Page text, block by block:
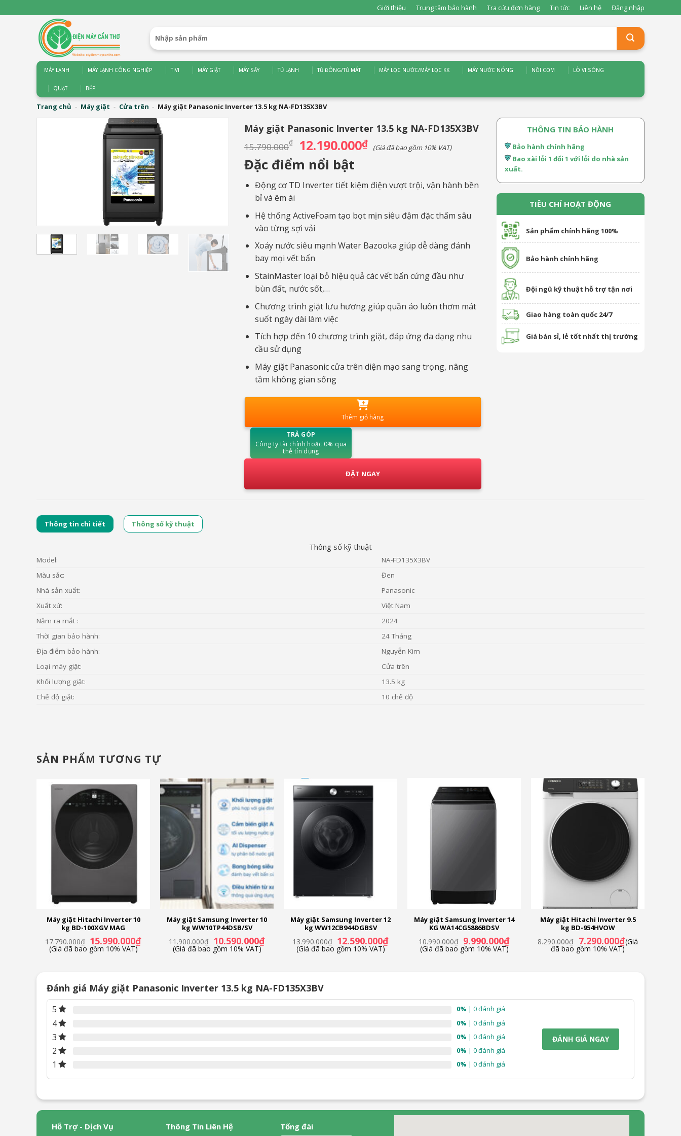
qua
Giới thiệu Trung tâm bảo hành Tra cứu đơn hàng Tin tức Liên hệ Đăng nhập
Tìm
kiếm:
MÁY LẠNH MÁY LẠNH CÔNG NGHIỆP TIVI MÁY GIẶT MÁY SẤY TỦ LẠNH TỦ ĐÔNG/TỦ MÁT MÁY LỌC NƯỚC/MÁY LỌC KK MÁY NƯỚC NÓNG NỒI CƠM LÒ VI SÓNG
QUẠT BẾP
Trang chủ - Máy giặt - Cửa trên - Máy giặt Panasonic Inverter 13.5 kg NA-FD135X3BV
Máy giặt Panasonic Inverter 13.5 kg NA-FD135X3BV
15.790.000₫ Giá
gốc
là:
15.790.000₫.
12.190.000₫Giá
hiện
(Giá đã bao gồm 10% VAT)
Đặc điểm nổi bật
Động cơ TD Inverter tiết kiệm điện vượt trội, vận hành bền
bỉ và êm ái
Hệ thống ActiveFoam tạo bọt mịn siêu đậm đặc thấm sâu
vào từng sợi vải
Xoáy nước siêu mạnh Water Bazooka giúp dễ dàng đánh
bay mọi vết bẩn
StainMaster loại bỏ hiệu quả các vết bẩn cứng đầu như
bùn đất, nước sốt,…
Chương trình giặt lưu hương giúp quần áo luôn thơm mát
suốt ngày dài làm việc
Tích hợp đến 10 chương trình giặt, đáp ứng đa dạng nhu
cầu sử dụng
Máy giặt Panasonic cửa trên diện mạo sang trọng, nâng
tầm không gian sống
Thêm giỏ hàng
TRẢ GÓP
Công ty tài chính hoặc 0% qua
thẻ tín dụng
ĐẶT NGAY
THÔNG TIN BẢO HÀNH
Bảo hành chính hãng
Bao xài lỗi 1 đổi 1 với lỗi do nhà sản
xuất.
TIÊU CHÍ HOẠT ĐỘNG
Sản phẩm chính hãng 100%
Bảo hành chính hãng
Đội ngũ kỹ thuật hỗ trợ tận nơi
Giao hàng toàn quốc 24/7
Giá bán sỉ, lẻ tốt nhất thị trường
Thông tin chi tiết Thông số kỹ thuật
Thông số kỹ thuật
Model:
NA-FD135X3BV
Màu sắc:
Đen
Nhà sản xuất:
Panasonic
Xuất xứ:
Việt Nam
Năm ra mắt :
2024
Thời gian bảo hành:
24 Tháng
Địa điểm bảo hành:
Nguyễn Kim
Loại máy giặt:
Cửa trên
Khối lượng giặt:
13.5 kg
Chế độ giặt:
10 chế độ
SẢN PHẨM TƯƠNG TỰ
Máy giặt Hitachi Inverter 10
kg BD-100XGV MAG
17.790.000₫ Giá
gốc
là:
15.990.000₫Giá
(Giá đã bao gồm 10% VAT)
và nhiều ưu đãi khác
Máy giặt Samsung Inverter 10
kg WW10TP44DSB/SV
11.900.000₫ Giá
gốc
là:
10.590.000₫Giá
(Giá đã bao gồm 10% VAT)
và nhiều ưu đãi khác
Máy giặt Samsung Inverter 12
kg WW12CB944DGBSV
13.990.000₫ Giá
gốc
là:
12.590.000₫Giá
(Giá đã bao gồm 10% VAT)
và nhiều ưu đãi khác
Máy giặt Samsung Inverter 14
KG WA14CG5886BDSV
10.990.000₫ Giá
gốc
là:
9.990.000₫Giá
(Giá đã bao gồm 10% VAT)
Máy giặt Hitachi Inverter 9.5
kg BD-954HVOW
8.290.000₫ Giá
gốc
là:
7.290.000₫Giá
hiện
(Giá
đã bao gồm 10% VAT)
và nhiều ưu đãi khác
Đánh giá Máy giặt Panasonic Inverter 13.5 kg NA-FD135X3BV
5 0% | 0 đánh giá
4 0% | 0 đánh giá
3 0% | 0 đánh giá
2 0% | 0 đánh giá
1 0% | 0 đánh giá
ĐÁNH GIÁ NGAY
Hỗ Trợ - Dịch Vụ Thông Tin Liên Hệ Tổng đài